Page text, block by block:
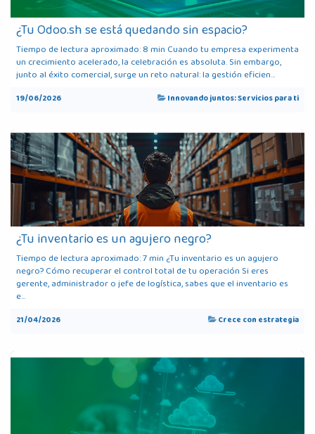
¿Tu Odoo.sh se está quedando sin espacio?
Tiempo de lectura aproximado: 8 min Cuando tu empresa experimenta
un crecimiento acelerado, la celebración es absoluta. Sin embargo,
junto al éxito comercial, surge un reto natural: la gestión eficien...
19/06/2026 Innovando juntos: Servicios para ti
¿Tu inventario es un agujero negro?
Tiempo de lectura aproximado: 7 min ¿Tu inventario es un agujero
negro? Cómo recuperar el control total de tu operación Si eres
gerente, administrador o jefe de logística, sabes que el inventario es
e...
21/04/2026 Crece con estrategia